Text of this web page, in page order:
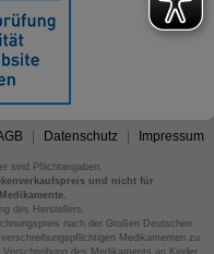
Datenschutz Impressum
sind Pflichtangaben.
und nicht für
des Herstellers.
nach der Großen Deutschen
Medikamenten zu
des Medikaments an Kinder